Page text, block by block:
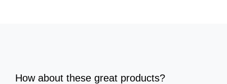
How about these great products?